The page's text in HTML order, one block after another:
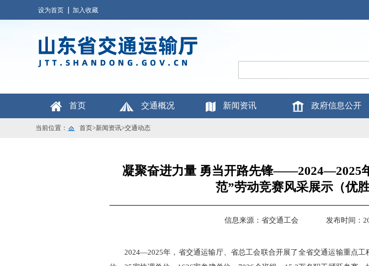
设为首页 加入收藏
首页 交通概况 新闻资讯 政府信息公开
当前位置： 首页>新闻资讯>交通动态
凝聚奋进力量 勇当开路先锋——2024—2025
范”劳动竞赛风采展示（优
信息来源：省交通工会 发布时间：
2024—2025年，省交通运输厅、省总工会联合开展了全省交通运输重点